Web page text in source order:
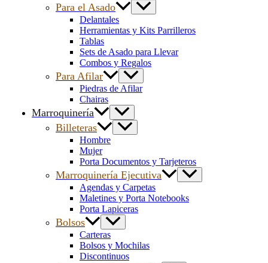
Para el Asado
Delantales
Herramientas y Kits Parrilleros
Tablas
Sets de Asado para Llevar
Combos y Regalos
Para Afilar
Piedras de Afilar
Chairas
Marroquinería
Billeteras
Hombre
Mujer
Porta Documentos y Tarjeteros
Marroquinería Ejecutiva
Agendas y Carpetas
Maletines y Porta Notebooks
Porta Lapiceras
Bolsos
Carteras
Bolsos y Mochilas
Discontinuos